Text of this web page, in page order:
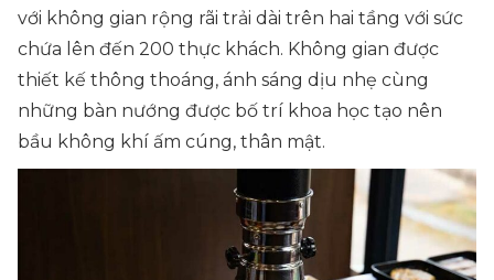
với không gian rộng rãi trải dài trên hai tầng với sức
chứa lên đến 200 thực khách. Không gian được
thiết kế thông thoáng, ánh sáng dịu nhẹ cùng
những bàn nướng được bố trí khoa học tạo nên
bầu không khí ấm cúng, thân mật.